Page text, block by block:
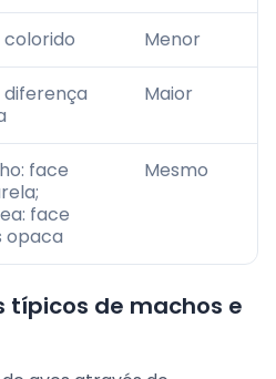
colorido Menor
diferença
Maior
face
face
opaca
Mesmo
de machos e